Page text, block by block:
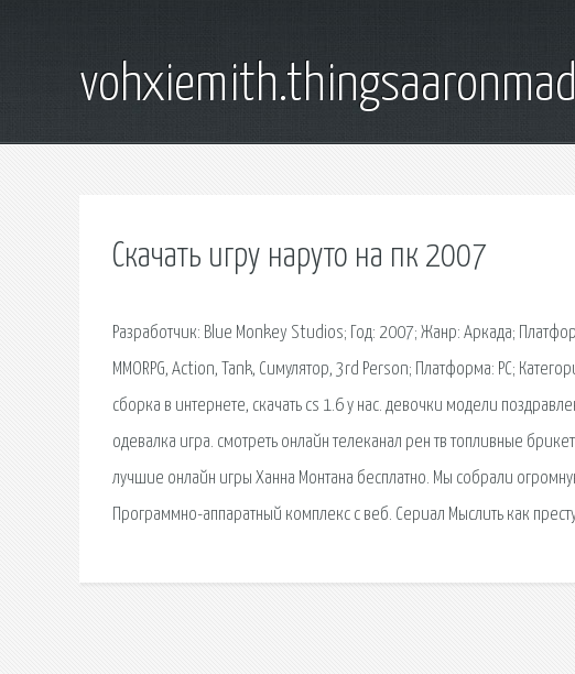
Скачать игру наруто на пк 2007
Разработчик: Blue Monkey Studios; Год: 2007; Жанр: Аркада;
MMORPG, Action, Tank, Симулятор, 3rd Person; Платформа: PC;
сборка в интернете, скачать cs 1.6 у нас. девочки модели
одевалка игра. смотреть онлайн телеканал рен тв топливные
лучшие онлайн игры Ханна Монтана бесплатно. Мы собрали
Программно-аппаратный комплекс с веб. Сериал Мыслить как